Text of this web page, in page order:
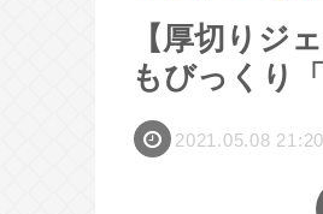
【厚切りジ
もびっくり
2021.05.08 21:20